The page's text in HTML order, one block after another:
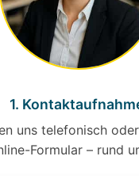
1.
uns telefonisch
Formular – rund